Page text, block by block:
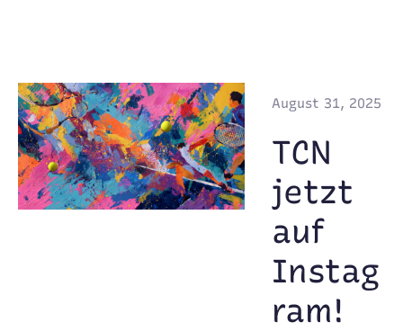
August 31, 2025
TCN
jetzt
auf
Instag
ram!